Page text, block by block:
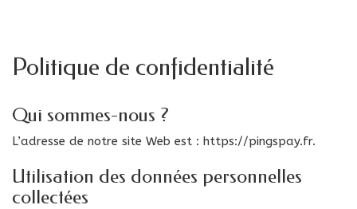
Politique de confidentialité
Qui sommes-nous ?
L’adresse de notre site Web est : https://pingspay.fr.
Utilisation des données personnelles
collectées